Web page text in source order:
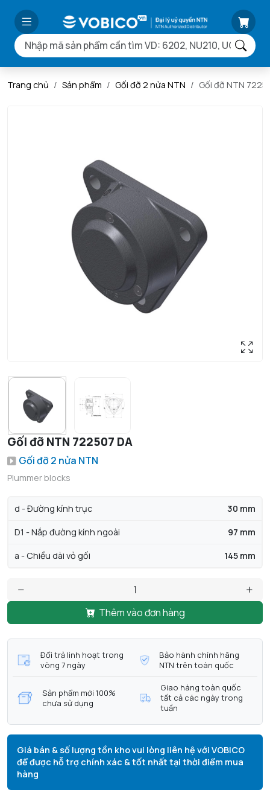
Trang chủ Sản phẩm Gối đỡ 2 nửa NTN Gối đỡ NTN
Gối đỡ NTN 722507 DA
Gối đỡ 2 nửa NTN
Plummer blocks
d - Đường kính trục 30 mm
D1 - Nắp đường kính ngoài 97 mm
a - Chiều dài vỏ gối 145 mm
Thêm vào đơn hàng
Đổi trả linh hoạt trong
vòng 7 ngày
Bảo hành chính hãng
NTN trên toàn quốc
Sản phẩm mới 100%
chưa sử dụng
Giao hàng toàn quốc
tất cả các ngày trong
tuần
Giá bán & số lượng tồn kho vui lòng liên hệ với VOBICO
để được hỗ trợ chính xác & tốt nhất tại thời điểm mua
hàng